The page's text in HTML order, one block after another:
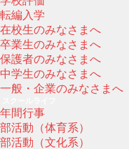
転編入学
在校生のみなさまへ
卒業生のみなさまへ
保護者のみなさまへ
中学生のみなさまへ
一般・企業のみなさまへ
年間行事
部活動（体育系）
部活動（文化系）